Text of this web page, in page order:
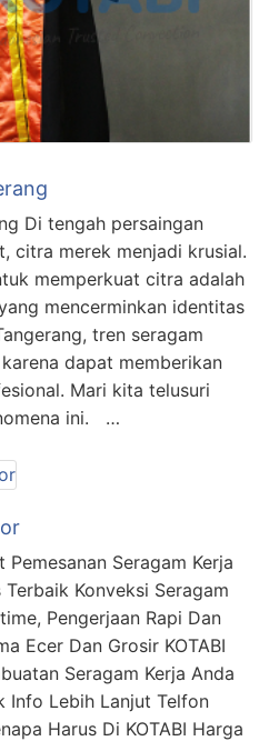
Di tengah persaingan
citra merek menjadi krusial.
memperkuat citra adalah
mencerminkan identitas
tren seragam
dapat memberikan
Mari kita telusuri
ini. …
Pemesanan Seragam Kerja
Konveksi Seragam
Pengerjaan Rapi Dan
Ecer Dan Grosir KOTABI
Seragam Kerja Anda
Info Lebih Lanjut Telfon
Harus Di KOTABI Harga